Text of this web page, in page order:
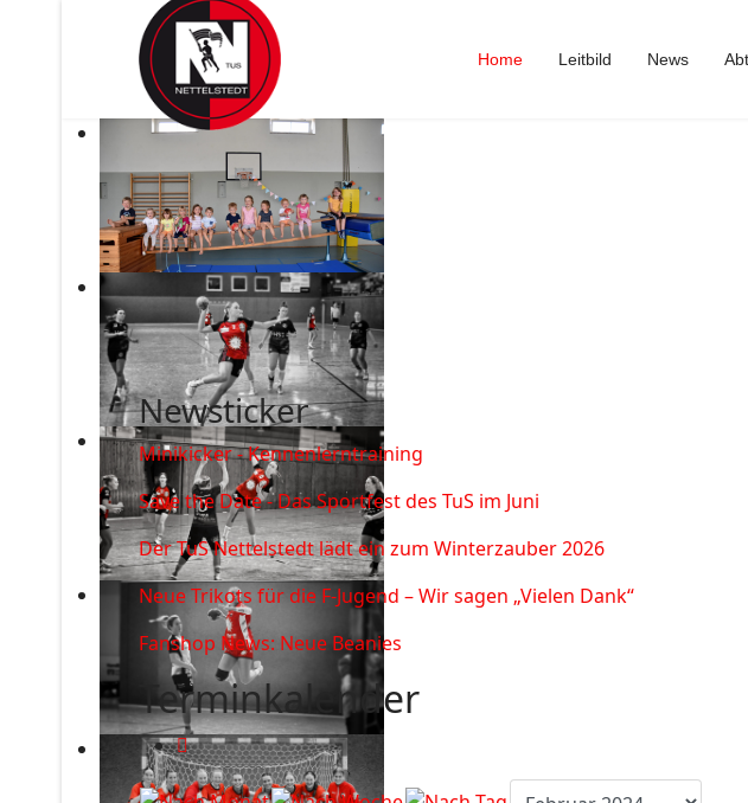
Home Leitbild News
Newsticker
Minikicker - Kennenlerntraining
Save the Date - Das Sportfest des TuS im Juni
Der TuS Nettelstedt lädt ein zum Winterzauber 2026
Neue Trikots für die F-Jugend – Wir sagen „Vielen Dank“
Fanshop News: Neue Beanies
Terminkalender